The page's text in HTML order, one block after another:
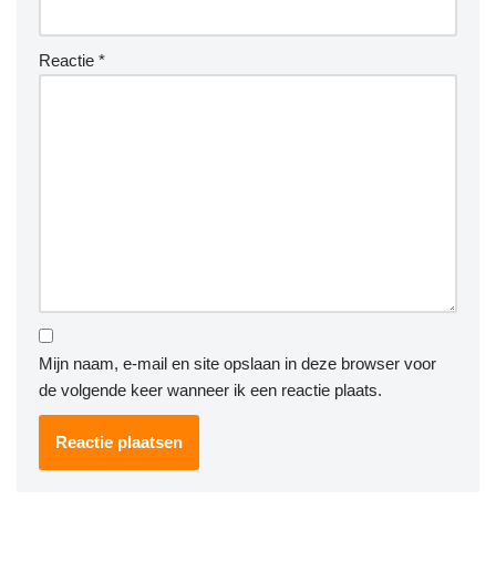
Reactie *
Mijn naam, e-mail en site opslaan in deze browser voor
de volgende keer wanneer ik een reactie plaats.